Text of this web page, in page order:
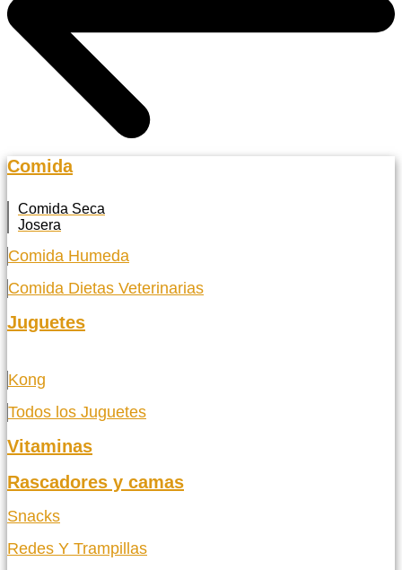
Comida
Comida Seca
Josera
Comida Humeda
Comida Dietas Veterinarias
Juguetes
Kong
Todos los Juguetes
Vitaminas
Rascadores y camas
Snacks
Redes Y Trampillas